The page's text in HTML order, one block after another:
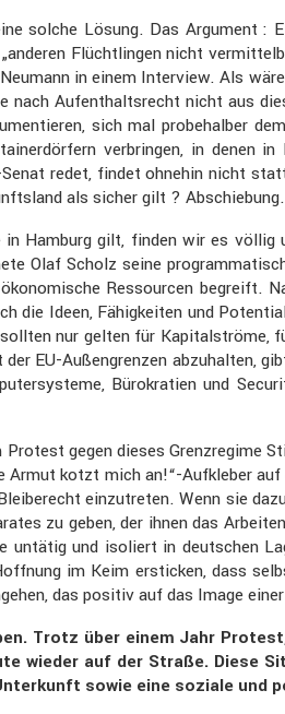
solche Lösung. Das Argument :
Flücht­lingen nicht
in einem Inter­view. Als
nach Aufent­halts­recht nicht aus
sich mal probe­halber
verbringen, in denen
redet, findet ohnehin nicht
als sicher gilt ?
Hamburg gilt, finden wir es
Olaf Scholz seine
Ressourcen begreift.
die Ideen, Fähig­keiten und
nur gelten für Kapital­ströme,
EU-Außen­grenzen
Bürokra­tien und
gegen dieses
kotzt mich an!“-Aufkleber
einzu­treten. Wenn sie
zu geben, der ihnen das
und isoliert in deutschen
im Keim ersti­cken, dass
das positiv auf das Image
Trotz über einem Jahr
wieder auf der Straße. Diese
sowie eine soziale